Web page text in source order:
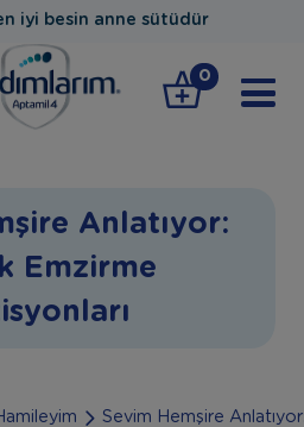
iyi besin anne sütüdür
0
Anlatıyor:
Emzirme
Sevim Hemşire